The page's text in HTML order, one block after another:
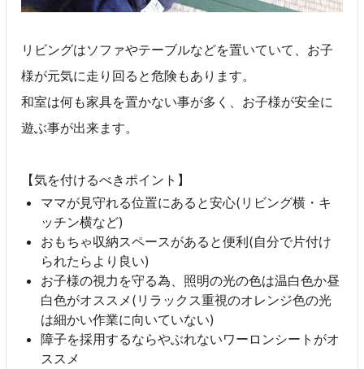
リビングはソファやテーブルなどを置いていて、お子
様が元気に走り回ると危険もあります。
和室は何も家具を置かない事が多く、お子様が安全に
遊ぶ事が出来ます。
【気を付けるべきポイント】
ママが見守れる位置にあると安心(リビング横・キ
ッチン横など)
おもちゃ収納スペースがあると便利(自分で片付け
られたらより良い)
お子様の視力を守る為、照明の光の色は温白色か昼
白色がオススメ(リラックス重視のオレンジ色の光
は細かい作業に向いていない)
障子を採用するならやぶれないワーロンシートがオ
ススメ